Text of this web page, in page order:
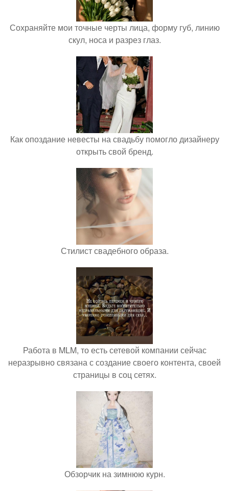
Сохраняйте мои точные черты лица, форму губ, линию
скул, носа и разрез глаз.
Как опоздание невесты на свадьбу помогло дизайнеру
открыть свой бренд.
Стилист свадебного образа.
Работа в MLM, то есть сетевой компании сейчас
неразрывно связана с создание своего контента, своей
страницы в соц сетях.
Обзорчик на зимнюю курн.